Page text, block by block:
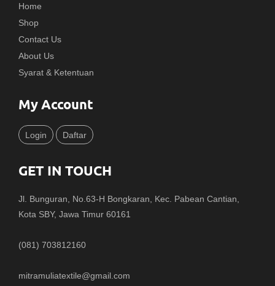
Home
Shop
Contact Us
About Us
Syarat & Ketentuan
My Account
Login Daftar
GET IN TOUCH
Jl. Bunguran, No.63-H Bongkaran, Kec. Pabean Cantian,
Kota SBY, Jawa Timur 60161
(081) 703812160
mitramuliatextile@gmail.com